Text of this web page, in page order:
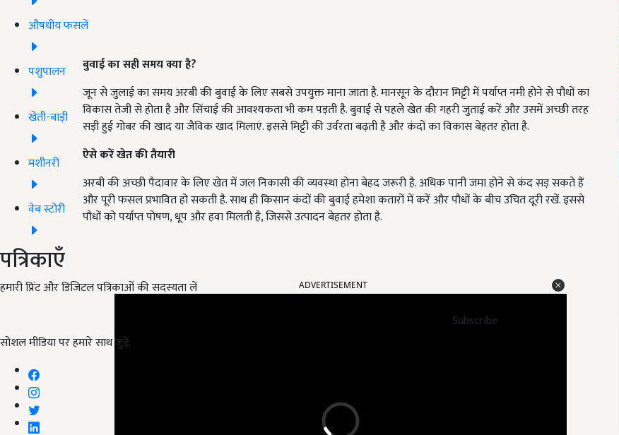
औषधीय फसलें
पशुपालन
खेती-बाड़ी
मशीनरी
वेब स्टोरी
पत्रिकाएँ
हमारी प्रिंट और डिजिटल पत्रिकाओं की सदस्यता लें
Subscribe
सोशल मीडिया पर हमारे साथ जुड़ें:
बुवाई का सही समय क्या है?
जून से जुलाई का समय अरबी की बुवाई के लिए सबसे उपयुक्त माना जाता है. मानसून के दौरान मिट्टी में पर्याप्त नमी होने से पौधों का
विकास तेजी से होता है और सिंचाई की आवश्यकता भी कम पड़ती है. बुवाई से पहले खेत की गहरी जुताई करें और उसमें अच्छी तरह
सड़ी हुई गोबर की खाद या जैविक खाद मिलाएं. इससे मिट्टी की उर्वरता बढ़ती है और कंदों का विकास बेहतर होता है.
ऐसे करें खेत की तैयारी
अरबी की अच्छी पैदावार के लिए खेत में जल निकासी की व्यवस्था होना बेहद जरूरी है. अधिक पानी जमा होने से कंद सड़ सकते हैं
और पूरी फसल प्रभावित हो सकती है. साथ ही किसान कंदों की बुवाई हमेशा कतारों में करें और पौधों के बीच उचित दूरी रखें. इससे
पौधों को पर्याप्त पोषण, धूप और हवा मिलती है, जिससे उत्पादन बेहतर होता है.